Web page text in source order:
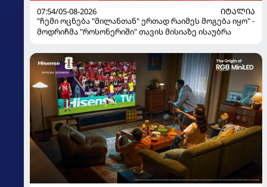
07:54/05-08-2026
ᲘᲢᲐᲚᲘᲐ
"ჩემი ოცნება "მილანთან" ერთად რაიმეს მოგება იყო" -
მოდრიჩმა "როსონერიში" თავის მისიაზე ისაუბრა